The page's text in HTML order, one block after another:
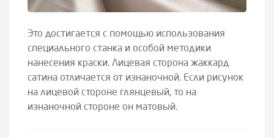
Это достигается с помощью использования
специального станка и особой методики
нанесения краски. Лицевая сторона жаккард
сатина отличается от изнаночной. Если рисунок
на лицевой стороне глянцевый, то на
изнаночной стороне он матовый.